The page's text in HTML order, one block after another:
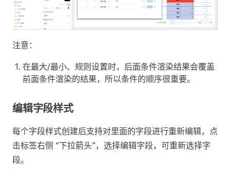
注意：
在最大/最小、规则设置时，后面条件渲染结果会覆盖
前面条件渲染的结果，所以条件的顺序很重要。
编辑字段样式
每个字段样式创建后支持对里面的字段进行重新编辑，点
击标签右侧 “下拉箭头”，选择编辑字段，可重新选择字
段。